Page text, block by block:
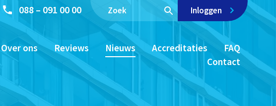
088 – 091 00 00 Inloggen
Over ons Reviews Nieuws Accreditaties
FAQ
Contact